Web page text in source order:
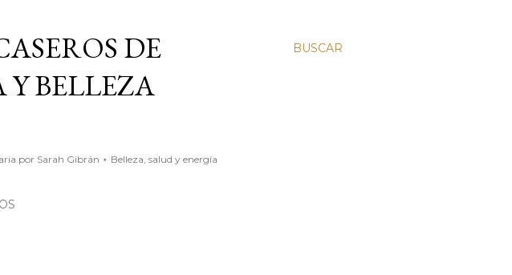
BUSCAR
DE
BELLEZA
por Sarah Gibrán ⋆ Belleza, salud y energía